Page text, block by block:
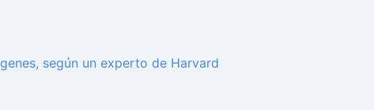
según un experto de Harvard